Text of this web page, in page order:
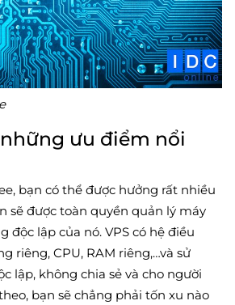
những ưu điểm nổi
bạn có thể được hưởng rất nhiều
sẽ được toàn quyền quản lý máy
độc lập của nó. VPS có hệ điều
riêng, CPU, RAM riêng,…và sử
lập, không chia sẻ và cho người
bạn sẽ chẳng phải tốn xu nào